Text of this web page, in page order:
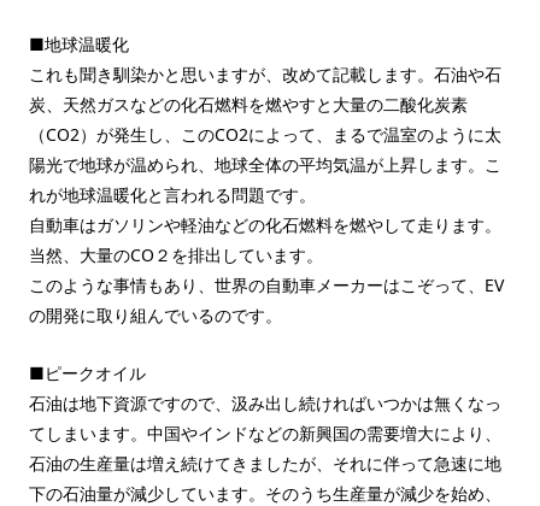
■地球温暖化
これも聞き馴染かと思いますが、改めて記載します。石油や石
炭、天然ガスなどの化石燃料を燃やすと大量の二酸化炭素
（CO2）が発生し、このCO2によって、まるで温室のように太
陽光で地球が温められ、地球全体の平均気温が上昇します。こ
れが地球温暖化と言われる問題です。
自動車はガソリンや軽油などの化石燃料を燃やして走ります。
当然、大量のCO２を排出しています。
このような事情もあり、世界の自動車メーカーはこぞって、EV
の開発に取り組んでいるのです。
■ピークオイル
石油は地下資源ですので、汲み出し続ければいつかは無くなっ
てしまいます。中国やインドなどの新興国の需要増大により、
石油の生産量は増え続けてきましたが、それに伴って急速に地
下の石油量が減少しています。そのうち生産量が減少を始め、